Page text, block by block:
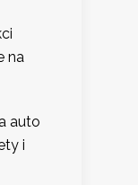
na
auto
i